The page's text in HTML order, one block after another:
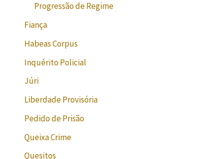
Progressão de Regime
Fiança
Habeas Corpus
Inquérito Policial
Júri
Liberdade Provisória
Pedido de Prisão
Queixa Crime
Quesitos